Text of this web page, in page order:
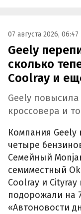
07 августа 2026, 06:47
Geely
сколько
Coolray и
Geely
кроссовера и
Компания Geely
четыре
Семейный
семиместный
Coolray и
подорожали на
«Автоновости